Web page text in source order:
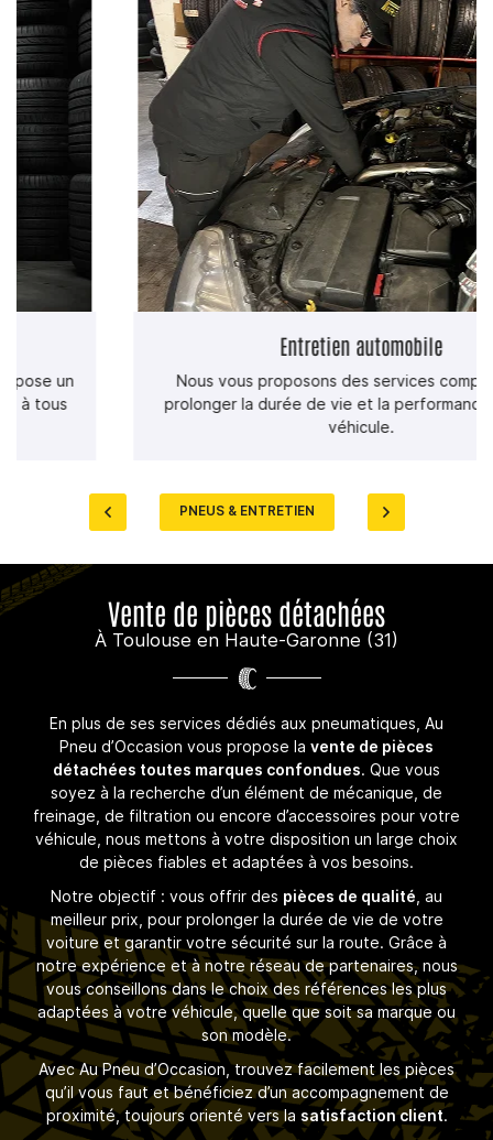
ACCUEIL
& ENTRETIEN
PRODUITS
Une question ?
05 61 26 20
Rejoignez-nous
Entretien automobile
Nous vous proposons des services complets pour
prolonger la durée de vie et la performance de votre
PNEUS & ENTRETIEN
Vente de pièces détachées
À Toulouse en Haute-Garonne (31)
En plus de ses services dédiés aux pneumatiques, Au
Pneu d’Occasion vous propose la vente de pièces
détachées toutes marques confondues. Que vous
soyez à la recherche d’un élément de mécanique, de
freinage, de filtration ou encore d’accessoires pour votre
véhicule, nous mettons à votre disposition un large choix
de pièces fiables et adaptées à vos besoins.
Notre objectif : vous offrir des pièces de qualité , au
meilleur prix, pour prolonger la durée de vie de votre
voiture et garantir votre sécurité sur la route. Grâce à
notre expérience et à notre réseau de partenaires, nous
vous conseillons dans le choix des références les plus
adaptées à votre véhicule, quelle que soit sa marque ou
son modèle.
Avec Au Pneu d’Occasion, trouvez facilement les pièces
qu’il vous faut et bénéficiez d’un accompagnement de
proximité, toujours orienté vers la satisfaction client.